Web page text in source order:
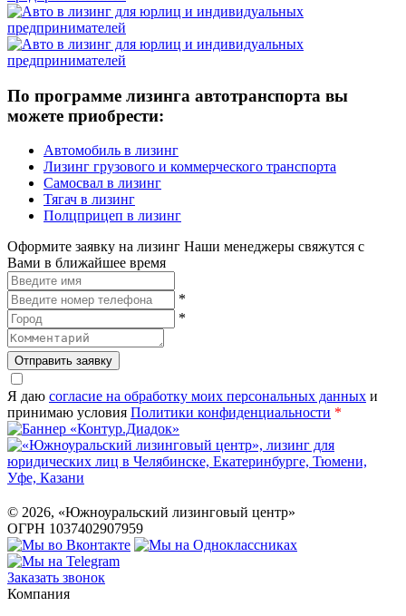
По программе лизинга автотранспорта вы
можете приобрести:
Автомобиль в лизинг
Лизинг грузового и коммерческого транспорта
Самосвал в лизинг
Тягач в лизинг
Полцприцеп в лизинг
Оформите заявку на лизинг Наши менеджеры свяжутся с
Вами в ближайшее время
*
*
Отправить заявку
Я даю согласие на обработку моих персональных данных и
принимаю условия Политики конфиденциальности *
© 2026, «Южноуральский лизинговый центр»
ОГРН 1037402907959
Заказать звонок
Компания